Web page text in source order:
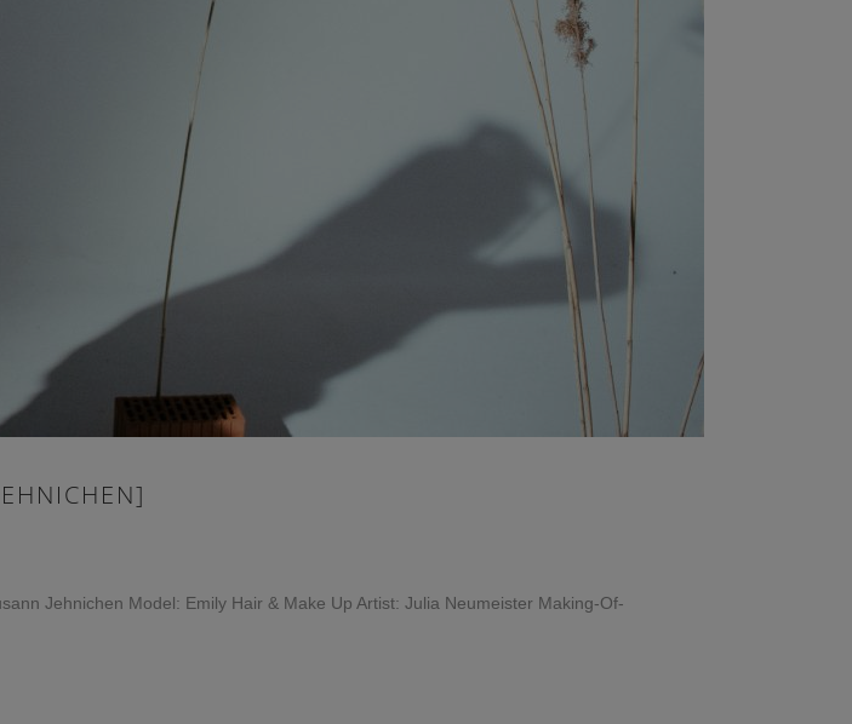
Jehnichen Model: Emily Hair & Make Up Artist: Julia Neumeister Making-Of-